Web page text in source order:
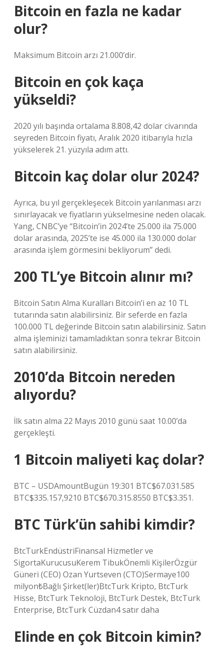
Bitcoin en fazla ne kadar
olur?
Maksimum Bitcoin arzı 21.000’dir.
Bitcoin en çok kaça
yükseldi?
2020 yılı başında ortalama 8.808,42 dolar civarında
seyreden Bitcoin fiyatı, Aralık 2020 itibarıyla hızla
yükselerek 21. yüzyıla adım attı.
Bitcoin kaç dolar olur 2024?
Ayrıca, bu yıl gerçekleşecek Bitcoin yarılanması arzı
sınırlayacak ve fiyatların yükselmesine neden olacak.
Yang, CNBC’ye “Bitcoin’in 2024’te 25.000 ila 75.000
dolar arasında, 2025’te ise 45.000 ila 130.000 dolar
arasında işlem görmesini bekliyorum” dedi.
200 TL’ye Bitcoin alınır mı?
Bitcoin Satın Alma Kuralları Bitcoin’i en az 10 TL
tutarında satın alabilirsiniz. Bir seferde en fazla
100.000 TL değerinde Bitcoin satın alabilirsiniz. Satın
alma işleminizi tamamladıktan sonra tekrar Bitcoin
satın alabilirsiniz.
2010’da Bitcoin nereden
alıyordu?
İlk satın alma 22 Mayıs 2010 günü saat 10.00’da
gerçekleşti.
1 Bitcoin maliyeti kaç dolar?
BTC – USDAmountBugün 19:301 BTC$67.031.585
BTC$335.157,9210 BTC$670.315.8550 BTC$3.351.
BTC Türk’ün sahibi kimdir?
BtcTurkEndüstriFinansal Hizmetler ve
SigortaKurucusuKerem TibukÖnemli KişilerÖzgür
Güneri (CEO) Ozan Yurtseven (CTO)Sermaye100
milyon₺Bağlı Şirket(ler)BtcTurk Kripto, BtcTurk
Hisse, BtcTurk Teknoloji, BtcTurk Destek, BtcTurk
Enterprise, BtcTurk Cüzdan4 satır daha
Elinde en çok Bitcoin kimin?